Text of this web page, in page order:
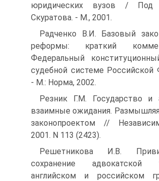
юридических вузов /
Скуратова. - М., 2001.
Радченко В.И. Базовый
реформы: краткий
Федеральный
судебной системе Российской
- М.: Норма, 2002.
Резник Г.М. Государство и
взаимные ожидания.
законопроектом //
2001. N 113 (2423).
Решетникова И.В.
сохранение
английском и российском